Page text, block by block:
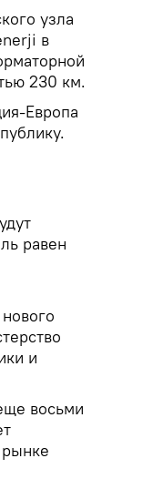
узла
в
230 км.
Европа
равен
и
восьми